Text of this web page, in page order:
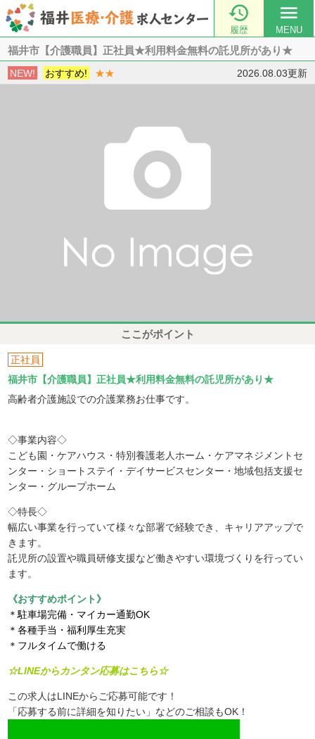

履歴
menu
MENU
福井市【介護職員】正社員★利用料金無料の託児所があり★
NEW! おすすめ! ★★ 2026.08.03更新
ここがポイント
正社員
福井市【介護職員】正社員★利用料金無料の託児所があり★
高齢者介護施設での介護業務お仕事です。
◇事業内容◇
こども園・ケアハウス・特別養護老人ホーム・ケアマネジメントセ
ンター・ショートステイ・デイサービスセンター・地域包括支援セ
ンター・グループホーム
◇特長◇
幅広い事業を行っていて様々な部署で経験でき、キャリアアップで
きます。
託児所の設置や職員研修支援など働きやすい環境づくりを行ってい
ます。
《おすすめポイント》
＊駐車場完備・マイカー通勤OK
＊各種手当・福利厚生充実
＊フルタイムで働ける
☆LINEからカンタン応募はこちら☆
この求人はLINEからご応募可能です！
「応募する前に詳細を知りたい」などのご相談もOK！